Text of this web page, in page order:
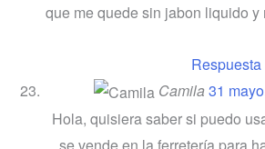
que me quede sin jabon liquido
Respuesta
Camila 31
Hola, quisiera saber si puedo